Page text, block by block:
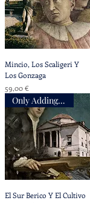
Mincio, Los Scaligeri Y
Los Gonzaga
Precio
59,00 €
Only Adding Accompaniment
El Sur Berico Y El Cultivo